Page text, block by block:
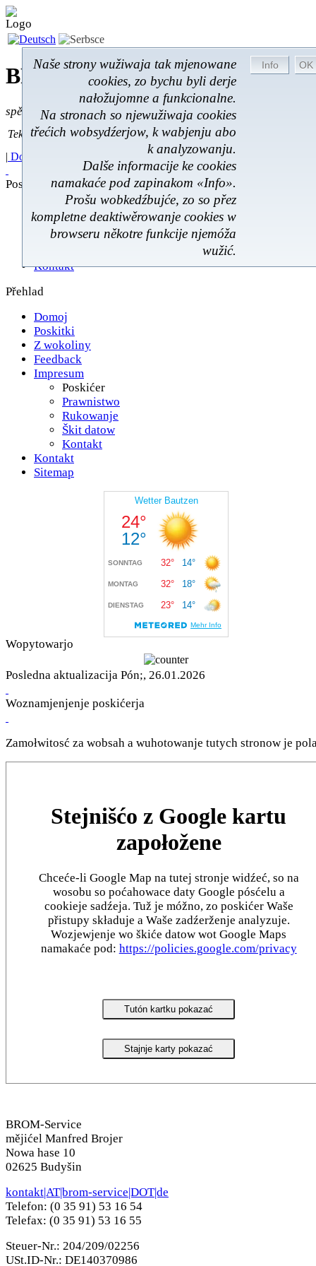
BROM-Service *Online
spěšnje * spušćomnje * małonałožnje
Naše strony wužiwaja tak mjenowane
cookies, zo bychu byli derje
nałožujomne a funkcionalne.
Na stronach so njewužiwaja cookies
třećich wobsydźerjow, k wabjenju abo
k analyzowanju.
Dalše informacije ke cookies
namakaće pod zapinakom «Info».
Prošu wobkedźbujće, zo so přez
kompletne deaktiwěrowanje cookies w
browseru někotre funkcije njemóža
wužić.
Tekst pytać:
Tekst pytać
| Domoj Z wokoliny|Feedback |
Poskićer
Poskićer
Prawnistwo
Rukowanje
Kontakt
Přehlad
Domoj
Poskitki
Z wokoliny
Feedback
Impresum
Poskićer
Prawnistwo
Rukowanje
Škit datow
Kontakt
Kontakt
Sitemap
Wopytowarjo
Posledna aktualizacija Pón;, 26.01.2026
Woznamjenjenje poskićerja
Zamołwitosć za wobsah a wuhotowanje tutych stronow je
Stejnišćo z Google kartu
zapołožene
Chceće-li Google Map na tutej stronje widźeć, so na
wosobu so poćahowace daty Google pósćelu a
cookieje sadźeja. Tuž je móžno, zo poskićer Waše
přistupy składuje a Waše zadźerženje analyzuje.
Wozjewjenje wo škiće datow wot Google Maps
namakaće pod: https://policies.google.com/privacy
Tutón kartku pokazać
Stajnje karty pokazać
BROM-Service
mějićel Manfred Brojer
Nowa hase 10
02625 Budyšin
kontakt|AT|brom-service|DOT|de
Telefon: (0 35 91) 53 16 54
Telefax: (0 35 91) 53 16 55
Steuer-Nr.: 204/209/02256
USt.ID-Nr.: DE140370986